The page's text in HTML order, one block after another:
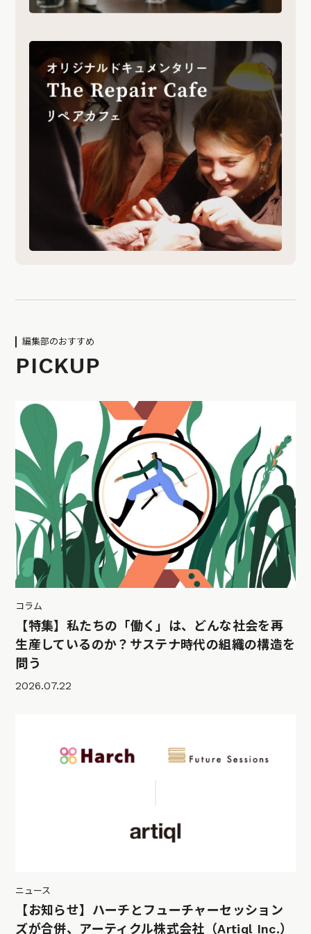
編集部のおすすめ
PICKUP
コラム
【特集】私たちの「働く」は、どんな社会を再
生産しているのか？サステナ時代の組織の構造を
問う
2026.07.22
ニュース
【お知らせ】ハーチとフューチャーセッション
ズが合併、アーティクル株式会社（Artiql Inc.）